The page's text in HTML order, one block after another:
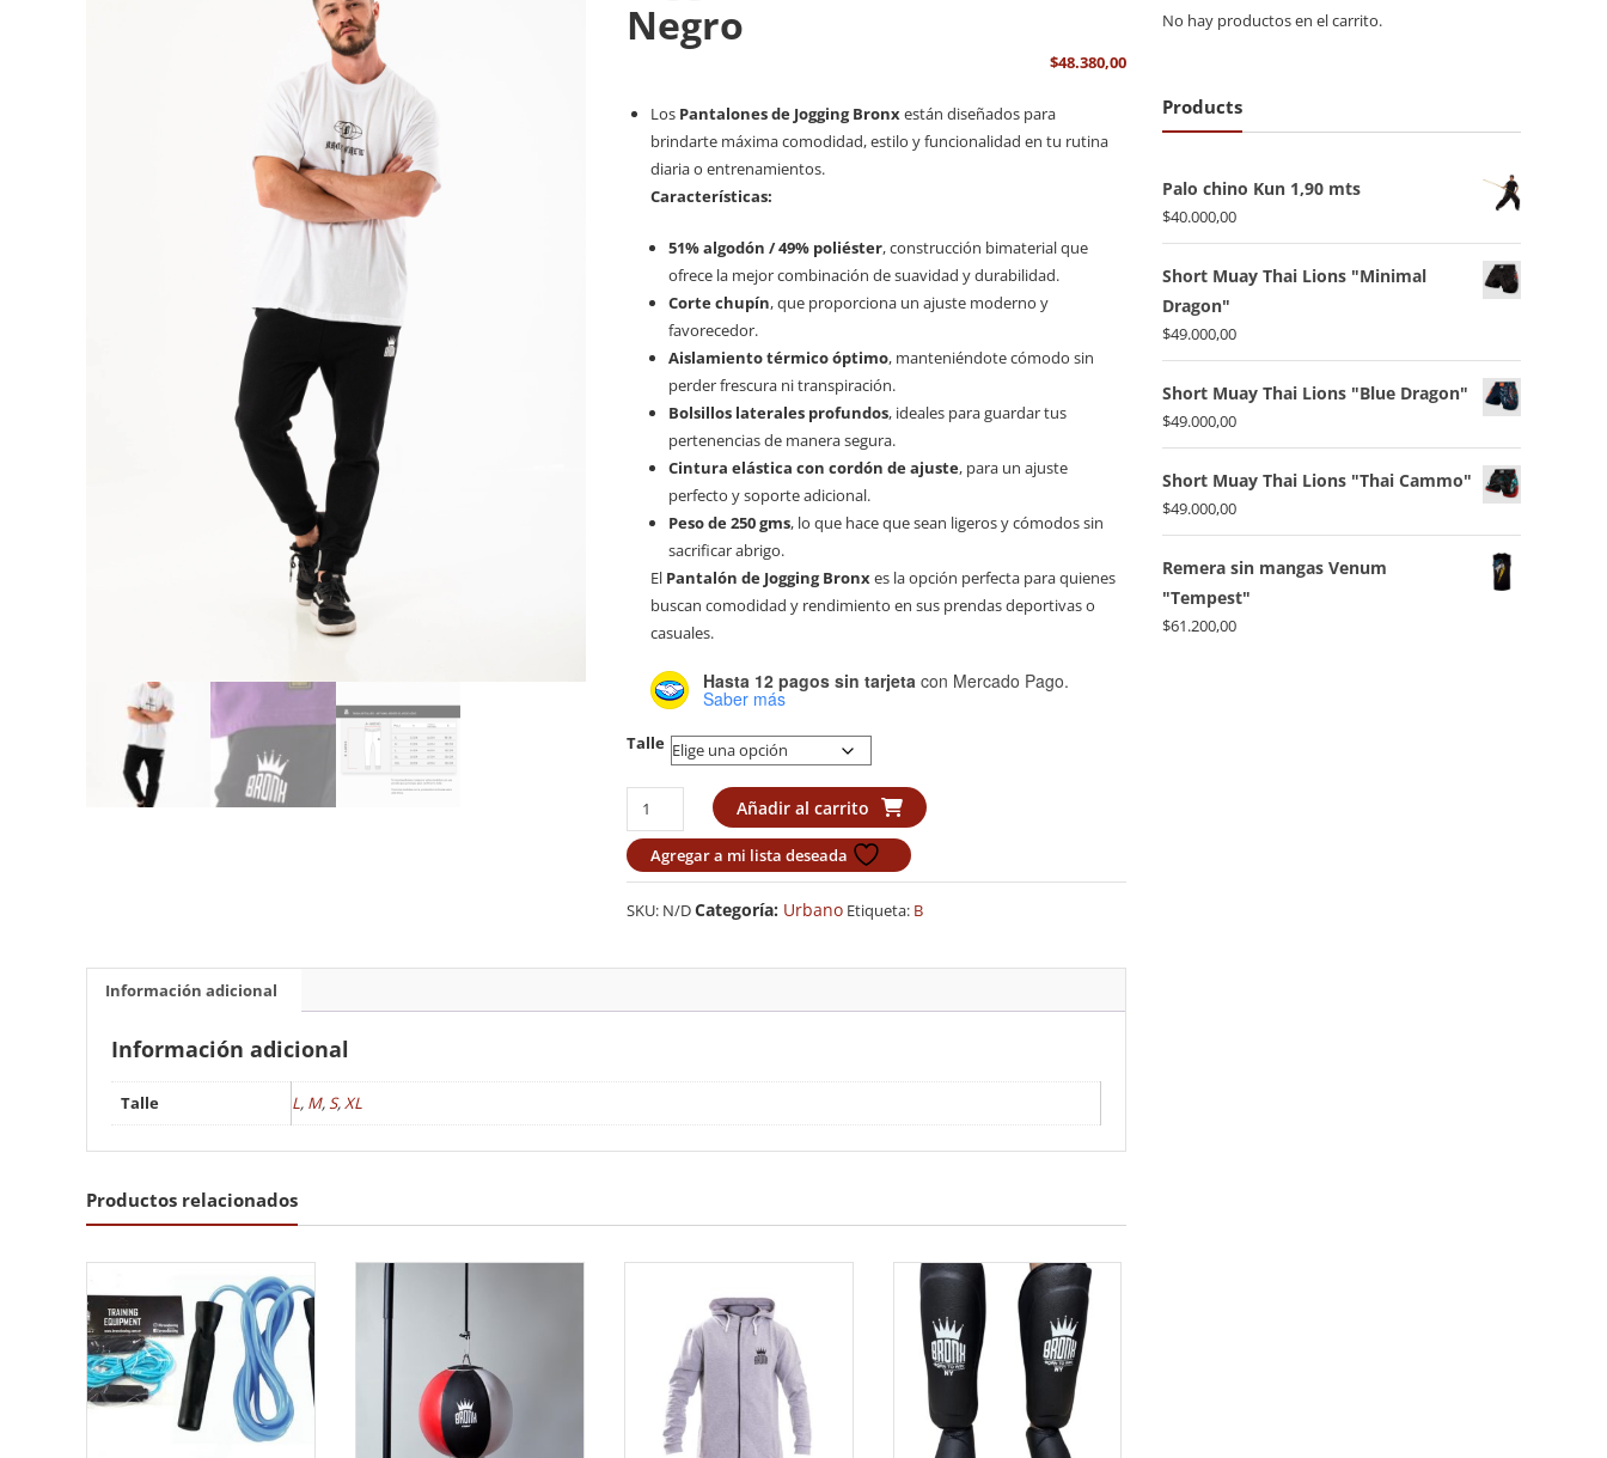
Negro
$48.380,00
Los Pantalones de Jogging Bronxestán diseñados para
brindarte máxima comodidad, estilo y funcionalidad en tu rutina
diaria o entrenamientos.
Características:
51% algodón / 49% poliéster, construcción bimaterial que
ofrece la mejor combinación de suavidad y durabilidad.
Corte chupín, que proporciona un ajuste moderno y
favorecedor.
Aislamiento térmico óptimo, manteniéndote cómodo sin
perder frescura ni transpiración.
Bolsillos laterales profundos, ideales para guardar tus
pertenencias de manera segura.
Cintura elástica con cordón de ajuste, para un ajuste
perfecto y soporte adicional.
Peso de 250 gms, lo que hace que sean ligeros y cómodos sin
sacrificar abrigo.
El Pantalón de Jogging Bronxes la opción perfecta para quienes
buscan comodidad y rendimiento en sus prendas deportivas o
casuales.
Hasta 12 pagos sin tarjeta con Mercado Pago.
Saber más
Talle
Joggers
Classic
Bronx
Negro
cantidad
Añadir al carrito
Agregar a mi lista deseada
SKU: N/DCategoría: Urbano Etiqueta: B
Información adicional
Información adicional
Talle L, M,S,XL
Productos relacionados
No hay productos en el carrito.
Products
Palo chino Kun 1,90 mts
$40.000,00
Short Muay Thai Lions "Minimal
Dragon"
$49.000,00
Short Muay Thai Lions "Blue Dragon"
$49.000,00
Short Muay Thai Lions "Thai Cammo"
$49.000,00
Remera sin mangas Venum
"Tempest"
$61.200,00